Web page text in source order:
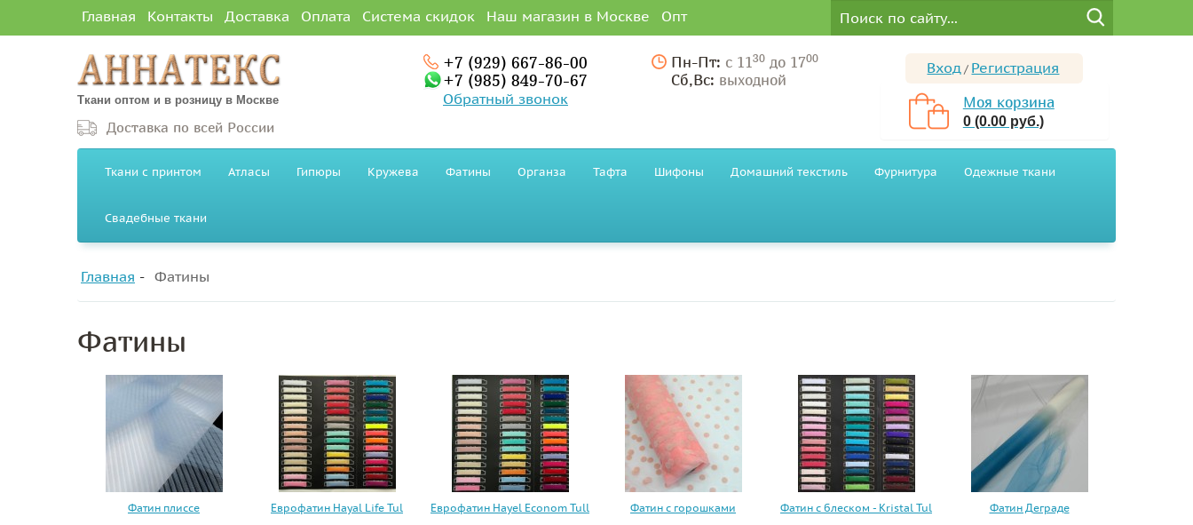
Главная Контакты Доставка Оплата Система скидок Наш магазин в Москве Опт
Ткани оптом и в розницу в Москве
Доставка по всей России
+7 (929) 667-86-00
+7 (985) 849-70-67
Обратный звонок
Пн-Пт: с 1130 до 1700
Сб,Вс: выходной
Вход / Регистрация
Моя корзина
0 (0.00 руб.)
Ткани с принтом Атласы Гипюры Кружева Фатины Органза Тафта Шифоны Домашний текстиль Фурнитура Одежные ткани
Свадебные ткани
Главная Фатины
Фатины
Фатин плиссе Еврофатин Hayal Life Tul Еврофатин Hayel Econom Tull Фатин с горошками Фатин с блеском - Kristal Tul Фатин Деграде